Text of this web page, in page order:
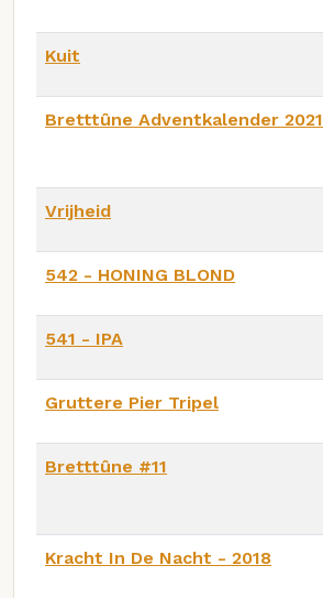
Kuit
Bretttûne Adventkalender 2021
Vrijheid
542 - HONING BLOND
541 - IPA
Gruttere Pier Tripel
Bretttûne #11
Kracht In De Nacht - 2018